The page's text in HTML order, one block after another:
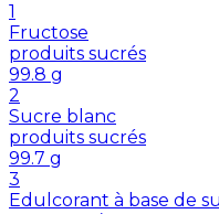
1
Fructose
produits sucrés
99.8 g
2
Sucre blanc
produits sucrés
99.7 g
3
Edulcorant à base de